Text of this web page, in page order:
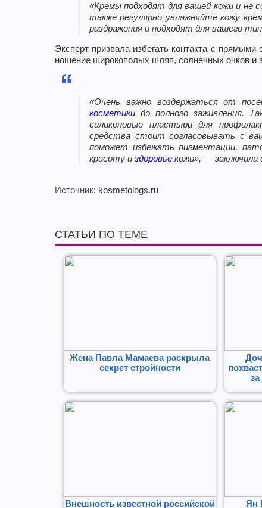
«Кремы подходят для вашей кожи и не
также регулярно увлажняйте кожу
раздражения и подходят для вашего
Эксперт призвала избегать контакта с
ношение широкополых шляп, солнечных очков
«Очень важно воздержаться от
косметики до полного заживления.
силиконовые пластыри для
средства стоит согласовывать с
поможет избежать пигментации,
красоту и здоровье кожи», — заключила
Источник: kosmetologs.ru
СТАТЬИ ПО ТЕМЕ
Жена Павла Мамаева раскрыла
секрет стройности
Внешность известной российской Ян